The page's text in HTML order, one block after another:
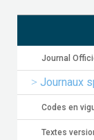
Journal
Journaux
Codes en
Textes